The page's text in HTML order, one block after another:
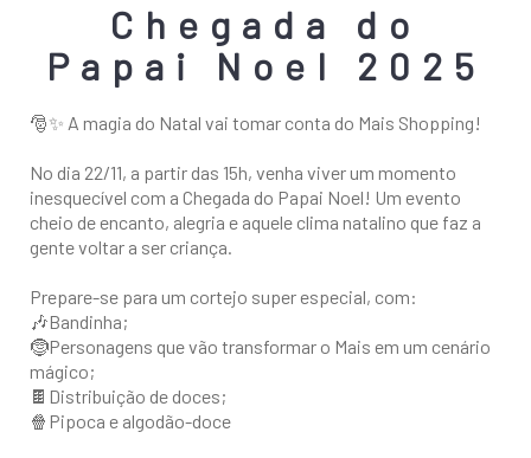
Chegada do
Papai Noel 2025
🎅✨ A magia do Natal vai tomar conta do Mais Shopping!
No dia 22/11, a partir das 15h, venha viver um momento
inesquecível com a Chegada do Papai Noel! Um evento
cheio de encanto, alegria e aquele clima natalino que faz a
gente voltar a ser criança.
Prepare-se para um cortejo super especial, com:
🎶Bandinha;
🤶Personagens que vão transformar o Mais em um cenário
mágico;
🍫Distribuição de doces;
🍿Pipoca e algodão-doce